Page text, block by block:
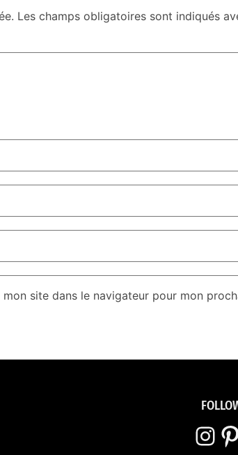
Les champs obligatoires sont indiqués
site dans le navigateur pour mon
Instagram Pinterest